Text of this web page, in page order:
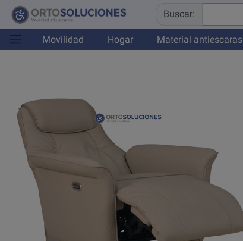
Buscar:
Movilidad Hogar Material antiescaras